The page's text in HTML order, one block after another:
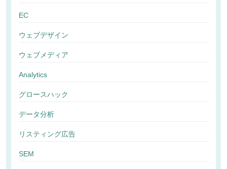
EC
ウェブデザイン
ウェブメディア
Analytics
グロースハック
データ分析
リスティング広告
SEM